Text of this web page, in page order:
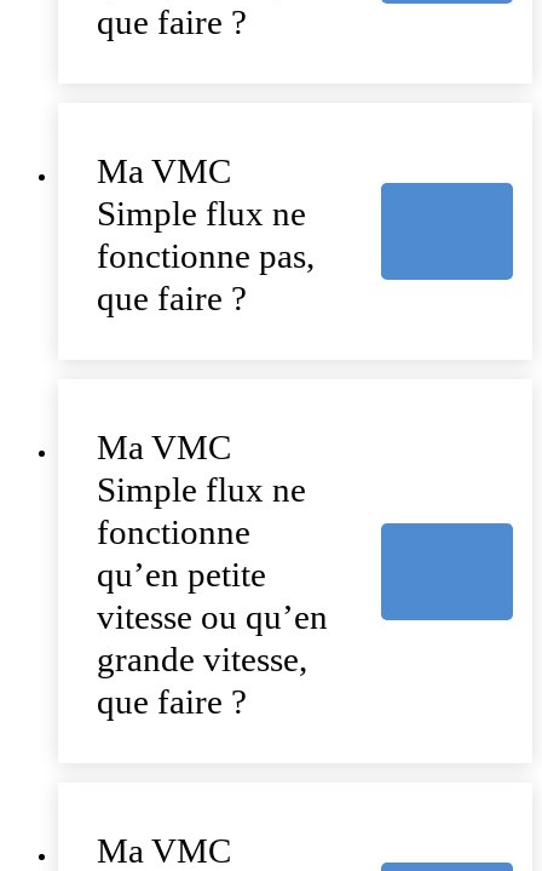
que faire ?
Ma VMC
Simple flux ne
fonctionne pas,
que faire ?
Ma VMC
Simple flux ne
fonctionne
qu’en petite
vitesse ou qu’en
grande vitesse,
que faire ?
Ma VMC